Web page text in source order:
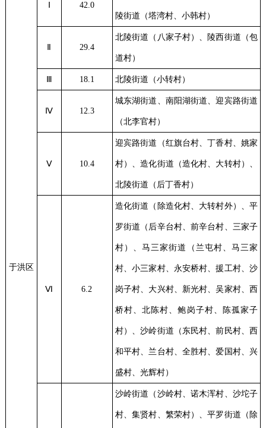
于洪区
42.0
陵街道（塔湾村、小韩村）
29.4
北陵街道（八家子村）、陵西街道（包
道村）
18.1 北陵街道（小转村）
Ⅳ 12.3
城东湖街道、南阳湖街道、迎宾路街道
（北李官村）
Ⅴ 10.4
迎宾路街道（红旗台村、丁香村、姚家
村）、造化街道（造化村、大转村）、
北陵街道（后丁香村）
Ⅵ 6.2
造化街道（除造化村、大转村外）、平
罗街道（后辛台村、前辛台村、三家子
村）、马三家街道（兰屯村、马三家
村、小三家村、永安桥村、援工村、沙
岗子村、大兴村、新光村、吴家村、西
桥村、北陈村、鲍岗子村、陈孤家子
村）、沙岭街道（东民村、前民村、西
和平村、兰台村、全胜村、爱国村、兴
盛村、光辉村）
沙岭街道（沙岭村、诺木浑村、沙坨子
村、集贤村、繁荣村）、平罗街道（除